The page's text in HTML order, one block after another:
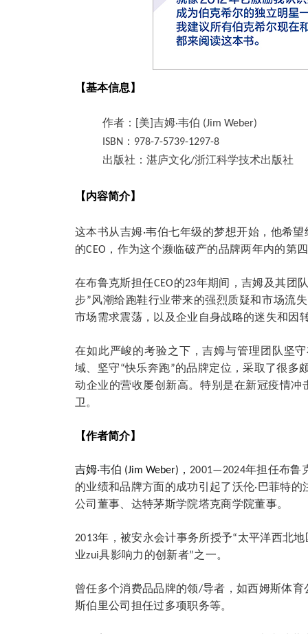
【基本信息】
作者 ： 美 吉姆·韦伯 (Jim Weber)
ISBN ：978-7-5739-1297-8
出版社：湛庐文化/浙江科学技术出版社
【内容简介】
这本书从吉姆·韦伯七年级的梦想开始，他希
的CEO ，作为这个濒临破产的品牌两年内的第
在布鲁克斯担任CEO的23年期间，吉姆及其
步”风潮给跑鞋行业带来的强烈质疑和市场流
市场需求震荡，以及企业自身战略的迷失和因
在如此严峻的考验之下，吉姆与管理团队坚
域、坚守“快乐奔跑”的品牌定位，采取了很多
动企业的营收屡创新高。特别是在新冠疫情
卫。
【作者简介】
吉姆·韦伯 (Jim Weber)， 2001—2024年担任布鲁
的业绩和品牌方面的成功引起了沃伦·巴菲特的
公司董事、 达特茅斯学院塔克商学院董事。
2013年，被安永会计事务所授予“太平洋西北
业zui具影响力的创新者”之一。
曾任多个消费品品牌的领/导者，如西姆斯体育
斯伯里公司担任过多项职务等。